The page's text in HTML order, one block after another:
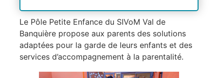
Le Pôle Petite Enfance du SIVoM Val de
Banquière propose aux parents des solutions
adaptées pour la garde de leurs enfants et des
services d’accompagnement à la parentalité.